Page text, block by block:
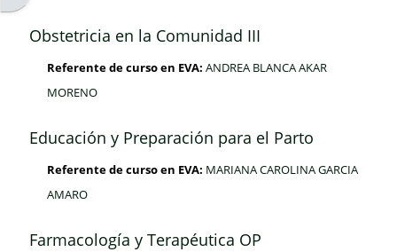
Obstetricia en la Comunidad III
Referente de curso en EVA: ANDREA BLANCA AKAR
MORENO
Educación y Preparación para el Parto
Referente de curso en EVA: MARIANA CAROLINA GARCIA
AMARO
Farmacología y Terapéutica OP